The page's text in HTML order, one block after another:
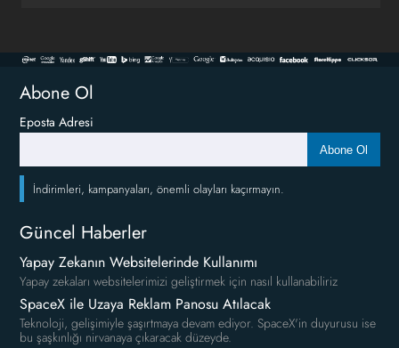
Abone Ol
Eposta Adresi
Abone Ol
İndirimleri, kampanyaları, önemli olayları kaçırmayın.
Güncel Haberler
Yapay Zekanın Websitelerinde Kullanımı
Yapay zekaları websitelerimizi geliştirmek için nasıl kullanabiliriz
SpaceX ile Uzaya Reklam Panosu Atılacak
Teknoloji, gelişimiyle şaşırtmaya devam ediyor. SpaceX'in duyurusu ise
bu şaşkınlığı nirvanaya çıkaracak düzeyde.